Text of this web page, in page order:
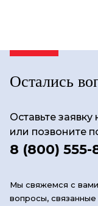
Остались
Оставьте
или позвоните
8 (800) 555-
Мы свяжемся с вами
вопросы, связанные